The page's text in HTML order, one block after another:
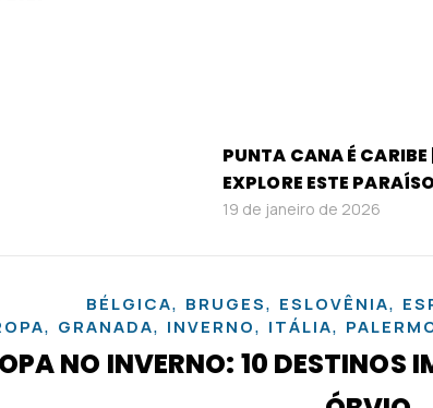
PUNTA CANA É CARIBE
EXPLORE ESTE
19 de janeiro de 2026
BÉLGICA, BRUGES, ESLOVÊNIA,
, GRANADA, INVERNO, ITÁLIA,
NO INVERNO: 10 DESTINOS